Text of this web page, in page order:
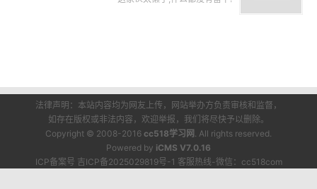
法律声明：本站内容均为网友上传，网站举办方负责审核和监督，
如存在版权或非法内容，欢迎举报，我们将尽快予以删除。
Copyright © 2008-2016 cc518学习网 . All rights reserved.
Powered by iCMS V7.0.16
ICP备案号 吉ICP备2025029819号-1 客服热线-微信：cc518com